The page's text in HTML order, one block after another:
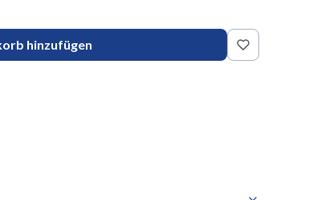
hinzufügen